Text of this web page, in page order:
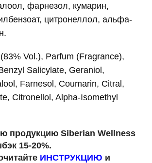
фарнезол, кумарин,
цитронеллол, альфа-
Vol.), Parfum (Fragrance),
Salicylate, Geraniol,
Farnesol, Coumarin, Citral,
Citronellol, Alpha-Isomethyl
продукцию Siberian Wellness
15-20%.
ИНСТРУКЦИЮ и